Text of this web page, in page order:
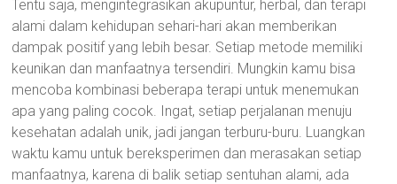
Tentu saja, mengintegrasikan akupuntur, herbal, dan terapi
alami dalam kehidupan sehari-hari akan memberikan
dampak positif yang lebih besar. Setiap metode memiliki
keunikan dan manfaatnya tersendiri. Mungkin kamu bisa
mencoba kombinasi beberapa terapi untuk menemukan
apa yang paling cocok. Ingat, setiap perjalanan menuju
kesehatan adalah unik, jadi jangan terburu-buru. Luangkan
waktu kamu untuk bereksperimen dan merasakan setiap
manfaatnya, karena di balik setiap sentuhan alami, ada